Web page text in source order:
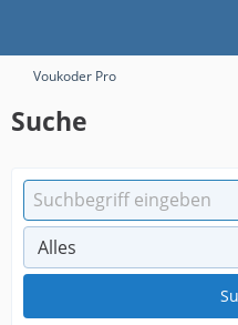
Voukoder Pro
Suche